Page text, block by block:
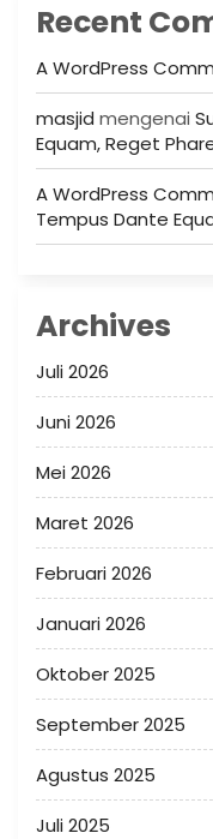
Recent
A WordPress
masjid mengenai
Equam, Reget
A WordPress
Tempus Dante
Archives
Juli 2026
Juni 2026
Mei 2026
Maret 2026
Februari 2026
Januari 2026
Oktober 2025
September 2025
Agustus 2025
Juli 2025